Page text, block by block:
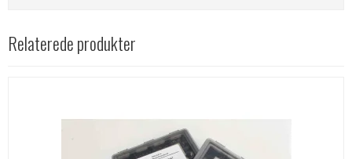
Relaterede produkter